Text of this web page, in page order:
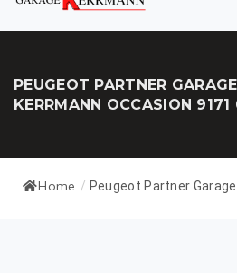
PEUGEOT PARTNER GARAGE
KERRMANN OCCASION 9171
Home / Peugeot Partner